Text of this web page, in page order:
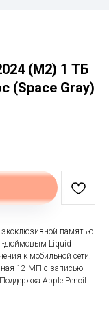
(M2) 1 ТБ
(Space Gray)
эксклюзивной памятью
дюймовым Liquid
к мобильной сети.
12 МП с записью
Apple Pencil